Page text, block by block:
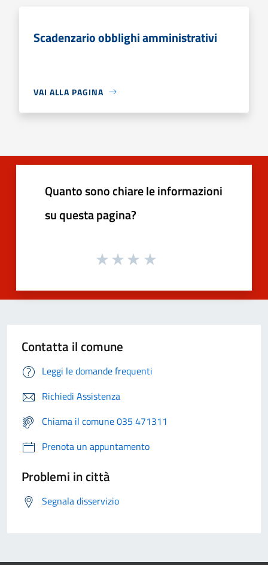
Scadenzario obblighi amministrativi
VAI ALLA PAGINA
Quanto sono chiare le informazioni
su questa pagina?
Contatta il comune
Leggi le domande frequenti
Richiedi Assistenza
Chiama il comune 035 471311
Prenota un appuntamento
Problemi in città
Segnala disservizio